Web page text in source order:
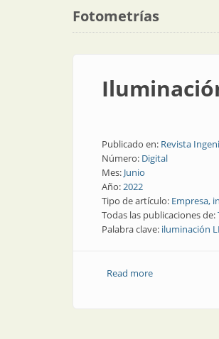
Fotometrías
Publicado en: Revista
Número: Digital
Mes: Junio
Año:2022
Tipo de artículo: Empresa,
Todas las publicaciones de:
Palabra clave: iluminación
Read moreabout